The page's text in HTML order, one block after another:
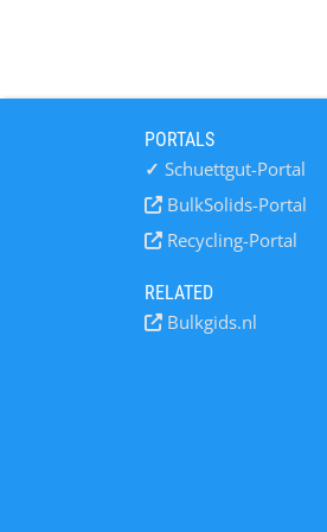
PORTALS
✓ Schuettgut-Portal
BulkSolids-Portal
Recycling-Portal
RELATED
Bulkgids.nl